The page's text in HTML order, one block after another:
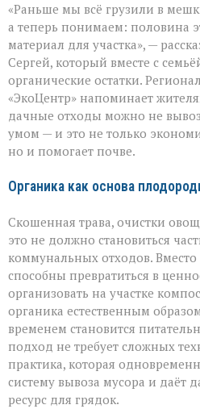
«Раньше мы всё грузили в
а теперь понимаем: половина
материал для участка», —
Сергей, который вместе с
органические остатки.
«ЭкоЦентр» напоминает
дачные отходы можно не
умом — и это не только
но и помогает почве.
Органика как основа
Скошенная трава, очистки
это не должно становиться
коммунальных отходов. Вместо
способны превратиться в
организовать на участке
органика естественным
временем становится
подход не требует сложных
практика, которая
систему вывоза мусора и даёт
ресурс для грядок.